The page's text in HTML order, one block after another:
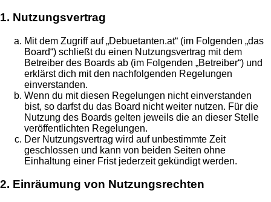
1. Nutzungsvertrag
Mit dem Zugriff auf „Debuetanten.at“ (im Folgenden „das
Board“) schließt du einen Nutzungsvertrag mit dem
Betreiber des Boards ab (im Folgenden „Betreiber“) und
erklärst dich mit den nachfolgenden Regelungen
einverstanden.
Wenn du mit diesen Regelungen nicht einverstanden
bist, so darfst du das Board nicht weiter nutzen. Für die
Nutzung des Boards gelten jeweils die an dieser Stelle
veröffentlichten Regelungen.
Der Nutzungsvertrag wird auf unbestimmte Zeit
geschlossen und kann von beiden Seiten ohne
Einhaltung einer Frist jederzeit gekündigt werden.
2. Einräumung von Nutzungsrechten